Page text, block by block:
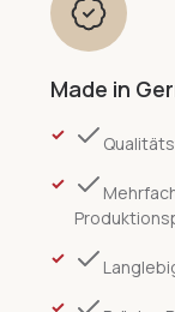
Made in